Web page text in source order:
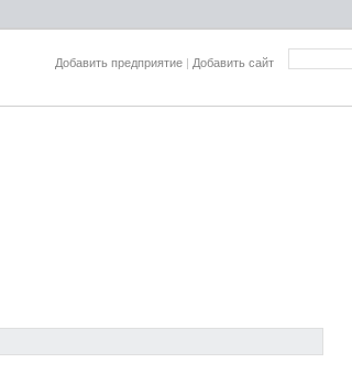
Добавить предприятие | Добавить сайт